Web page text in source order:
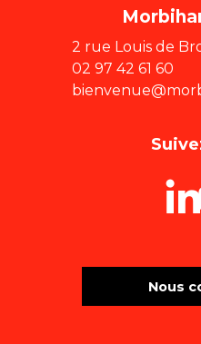
2 rue Louis de
02 97 42 61 60
Nous